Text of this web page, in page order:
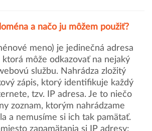
a načo ju môžem použiť?
meno) je jedinečná adresa
môže odkazovať na nejaký
službu. Nahrádza zložitý
zápis, ktorý identifikuje každý
tzv. IP adresa. Je to niečo
zoznam, ktorým nahrádzame
a nemusíme si ich tak pamätať.
zapamätania si IP adresy: